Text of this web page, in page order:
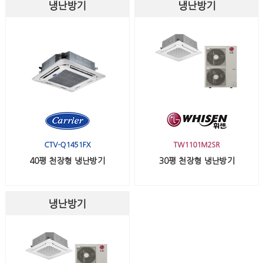
냉난방기
CTV-Q1451FX
40평 천장형 냉난방기
냉난방기
TW1101M2SR
30평 천장형 냉난방기
냉난방기